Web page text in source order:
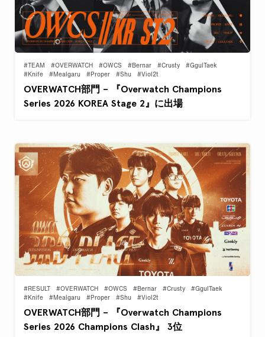
#TEAM #OVERWATCH #OWCS #Bernar #Crusty
#GgulTaek
#Knife
#Mealgaru #Proper #Shu #Viol2t
OVERWATCH部門 – 『Overwatch Champions
Series 2026 KOREA Stage 2』に出場
#RESULT #OVERWATCH #OWCS #Bernar #Crusty
#GgulTaek
#Knife
#Mealgaru #Proper #Shu #Viol2t
OVERWATCH部門 – 『Overwatch Champions
Series 2026 Champions Clash』 3位